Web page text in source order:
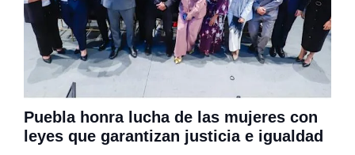
Puebla honra lucha de las mujeres con
leyes que garantizan justicia e igualdad